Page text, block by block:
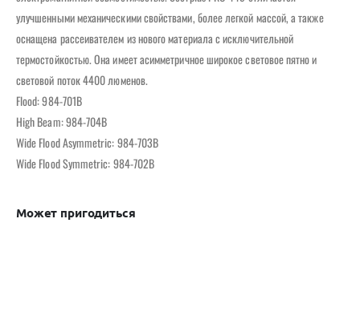
улучшенными механическими свойствами, более легкой массой, а также
оснащена рассеивателем из нового материала с исключительной
термостойкостью. Она имеет асимметричное широкое световое пятно и
световой поток 4400 люменов.
Flood: 984-701B
High Beam: 984-704B
Wide Flood Asymmetric: 984-703B
Wide Flood Symmetric: 984-702B
Может пригодиться